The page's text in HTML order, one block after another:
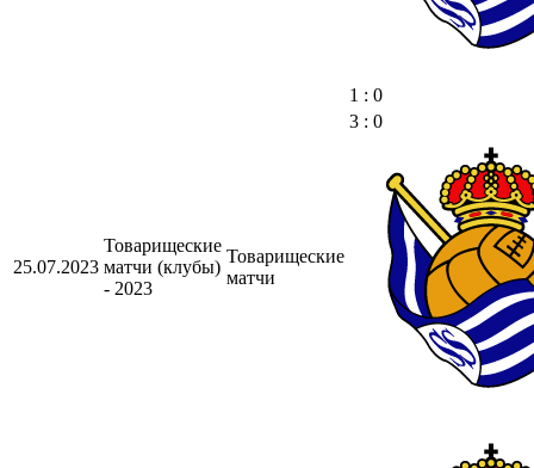
1 : 0
25.07.2023
Товарищеские
матчи (клубы)
- 2023
Товарищеские
матчи
3 : 0